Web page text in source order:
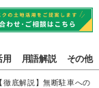
用 用語解説 その他
【徹底解説】無断駐車への